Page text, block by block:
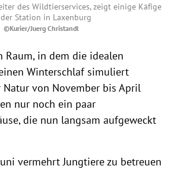
des Wildtierservices, zeigt einige Käfige
Station in Laxenburg
©Kurier/Juerg Christandl
Raum, in dem die idealen
Winterschlaf simuliert
Natur von November bis April
nur noch ein paar
die nun langsam aufgeweckt
vermehrt Jungtiere zu betreuen